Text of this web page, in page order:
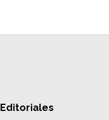
Editoriales